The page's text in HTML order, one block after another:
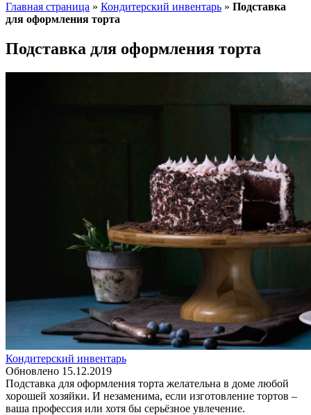
Главная страница » Кондитерский инвентарь » Подставка
для оформления торта
Подставка для оформления торта
Кондитерский инвентарь
Обновлено 15.12.2019
Подставка для оформления торта желательна в доме любой
хорошей хозяйки. И незаменима, если изготовление тортов –
ваша профессия или хотя бы серьёзное увлечение.